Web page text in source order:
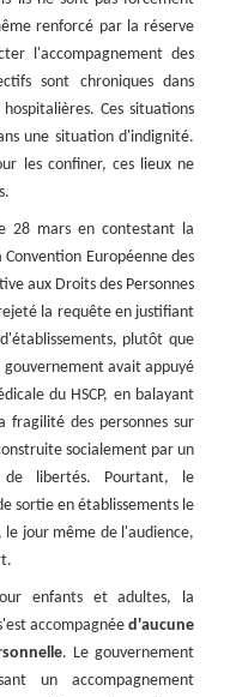
renforcé par la réserve
l'accompagnement des
sont chroniques dans
Ces situations
une situation d'indignité.
les confiner, ces lieux ne
28 mars en contestant la
Européenne des
aux Droits des Personnes
la requête en justifiant
plutôt que
gouvernement avait appuyé
du HSCP, en balayant
fragilité des personnes sur
socialement par un
de libertés. Pourtant, le
sortie en établissements le
jour même de l'audience,
enfants et adultes, la
accompagnée d'aucune
. Le gouvernement
un accompagnement